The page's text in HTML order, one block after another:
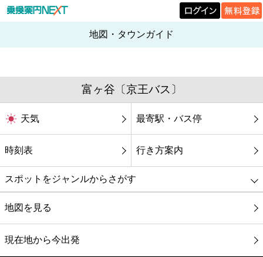
地図・タウンガイド
富ヶ谷〔京王バス〕
天気 最寄駅・バス停
時刻表 行き方案内
スポットをジャンルからさがす
グルメ
映画
地図を見る
現在地から今出発